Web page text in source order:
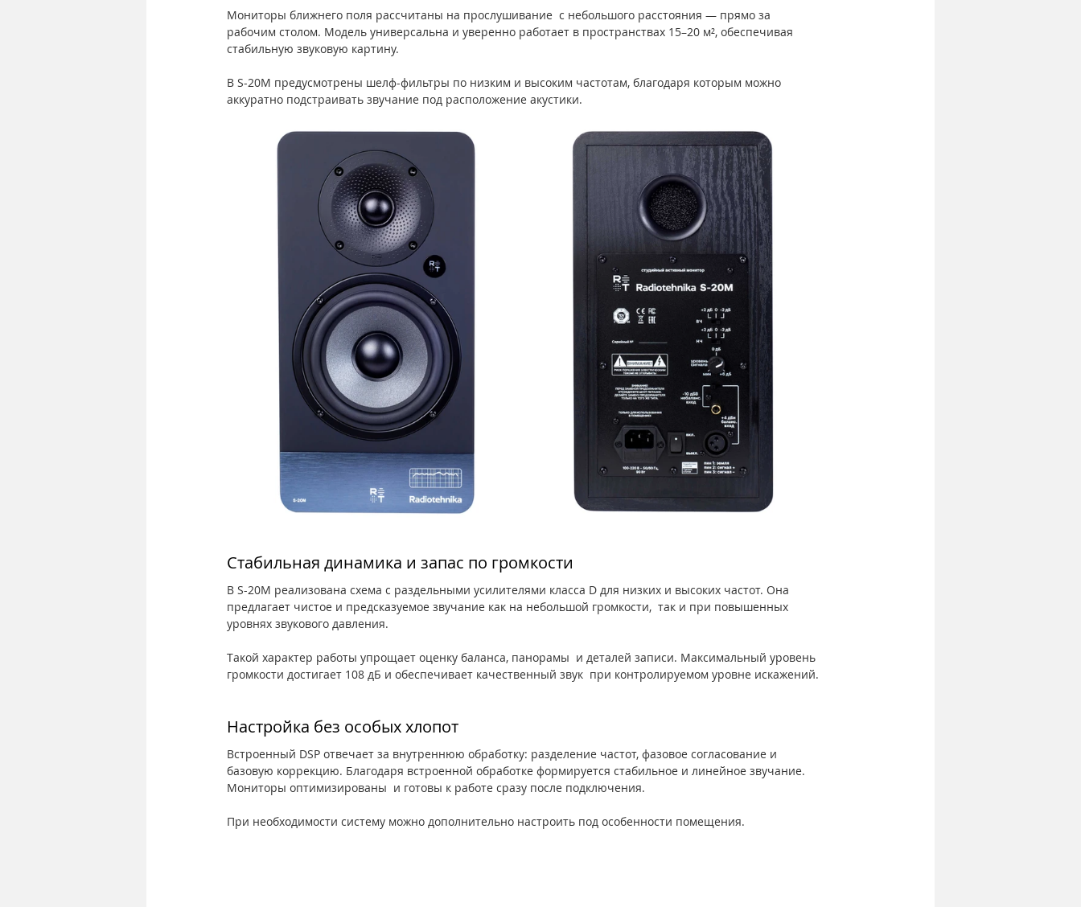
Мониторы ближнего поля рассчитаны на прослушивание  с небольшого расстояния — прямо за
рабочим столом. Модель универсальна и уверенно работает в пространствах 15–20 м², обеспечивая
стабильную звуковую картину.
В S-20M предусмотрены шелф-фильтры по низким и высоким частотам, благодаря которым можно
аккуратно подстраивать звучание под расположение акустики.
Стабильная динамика и запас по громкости
В S-20M реализована схема с раздельными усилителями класса D для низких и высоких частот. Она
предлагает чистое и предсказуемое звучание как на небольшой громкости,  так и при повышенных
уровнях звукового давления.
Такой характер работы упрощает оценку баланса, панорамы  и деталей записи. Максимальный уровень
громкости достигает 108 дБ и обеспечивает качественный звук  при контролируемом уровне искажений.
Настройка без особых хлопот
Встроенный DSP отвечает за внутреннюю обработку: разделение частот, фазовое согласование и
базовую коррекцию. Благодаря встроенной обработке формируется стабильное и линейное звучание.
Мониторы оптимизированы  и готовы к работе сразу после подключения.
При необходимости систему можно дополнительно настроить под особенности помещения.